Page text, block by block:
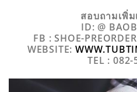
สอบถามเพิ่
ID: @
FB : SHOE-
WEBSITE:
TEL : 082-